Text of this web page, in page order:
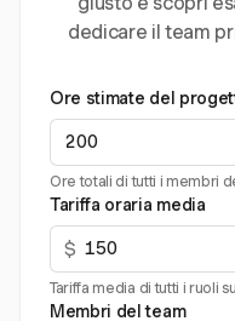
dedicare il team
Ore stimate del
Ore totali di tutti i membri
Tariffa oraria media
$
Tariffa media di tutti i ruoli
Membri del team